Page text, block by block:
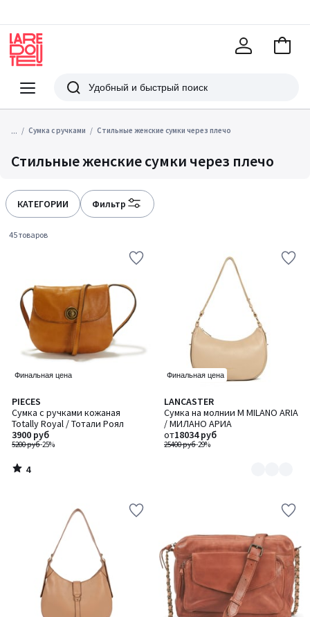
Меню
Redoute
Поиск
В
... Сумка с ручками Стильные женские сумки через плечо
Стильные женские сумки через плечо
КАТЕГОРИИ Фильтр
45 товаров
Финальная цена
PIECES
Сумка с ручками кожаная
Totally Royal / Тотали Роял
5200 руб-25%
3900 руб
4
/
5
4
/
Финальная цена
LANCASTER
Сумка на молнии M MILANO ARIA
/ МИЛАНО АРИА
25400 руб-29%
от18034 руб
Количество
цветов:
2